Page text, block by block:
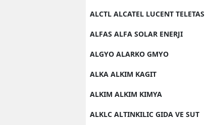
ALCTL ALCATEL LUCENT TELETAS
ALFAS ALFA SOLAR ENERJI
ALGYO ALARKO GMYO
ALKA ALKIM KAGIT
ALKIM ALKIM KIMYA
ALKLC ALTINKILIC GIDA VE SUT